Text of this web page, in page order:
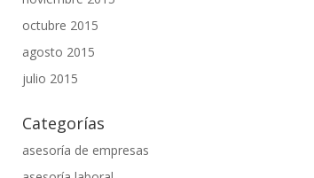
octubre 2015
agosto 2015
julio 2015
Categorías
asesoría de empresas